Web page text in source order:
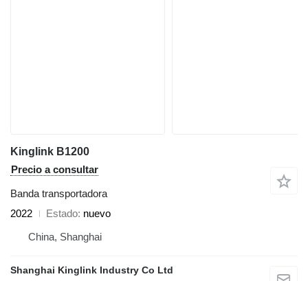
Kinglink B1200
Precio a consultar
Banda transportadora
2022
Estado nuevo
China, Shanghai
Shanghai Kinglink Industry Co Ltd